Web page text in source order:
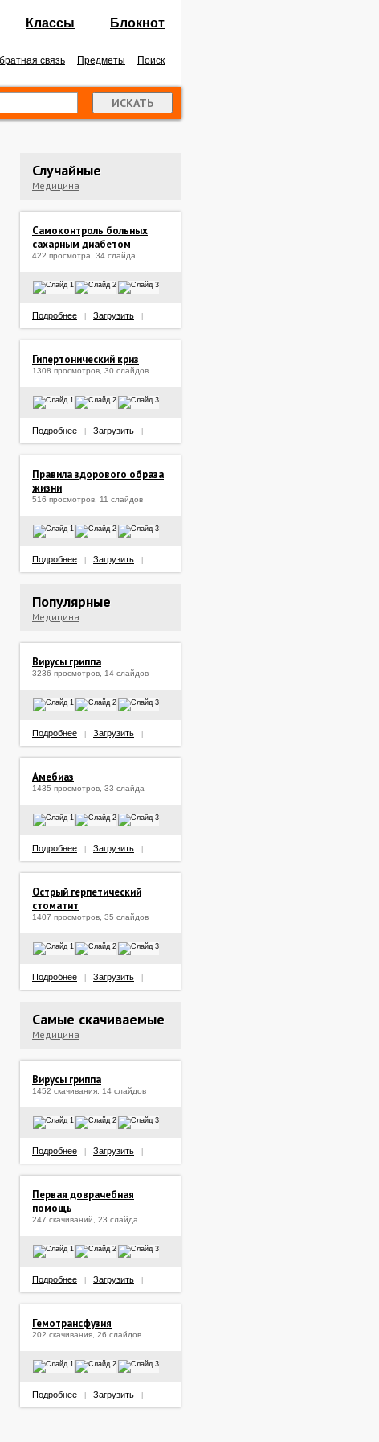
Классы Блокнот
связь Предметы Поиск
Случайные
Медицина
Самоконтроль больных
сахарным диабетом
422 просмотра, 34 слайда
Подробнее Загрузить
Гипертонический криз
1308 просмотров, 30 слайдов
Подробнее Загрузить
Правила здорового образа
жизни
516 просмотров, 11 слайдов
Подробнее Загрузить
Популярные
Медицина
Вирусы гриппа
3236 просмотров, 14 слайдов
Подробнее Загрузить
Амебиаз
1435 просмотров, 33 слайда
Подробнее Загрузить
Острый герпетический
стоматит
1407 просмотров, 35 слайдов
Подробнее Загрузить
Самые скачиваемые
Медицина
Вирусы гриппа
1452 скачивания, 14 слайдов
Подробнее Загрузить
Первая доврачебная
помощь
247 скачиваний, 23 слайда
Подробнее Загрузить
Гемотрансфузия
202 скачивания, 26 слайдов
Подробнее Загрузить